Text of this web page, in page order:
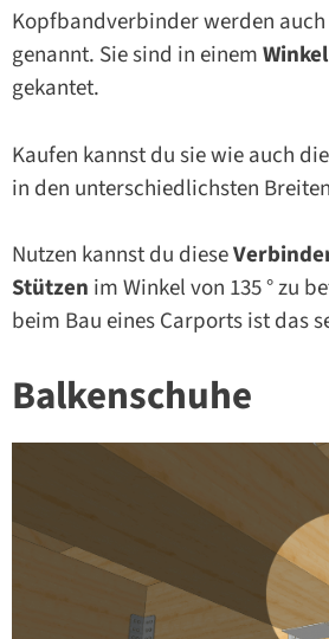
Kopfbandverbinder werden
genannt. Sie sind in einem
gekantet.
Kaufen kannst du sie wie auch
in den unterschiedlichsten
Nutzen kannst du diese
Stützen im Winkel von 135 ° zu
beim Bau eines Carports ist das
Balkenschuhe